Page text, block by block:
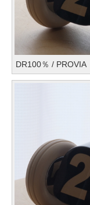
DR100％ / PROVIA